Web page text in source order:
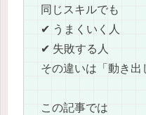
同じスキルでも
✔ うまくいく人
✔ 失敗する人
その違いは「動き出
この記事では